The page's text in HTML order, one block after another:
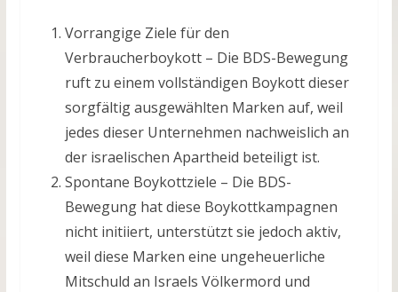
Vorrangige Ziele für den
Verbraucherboykott – Die BDS-Bewegung
ruft zu einem vollständigen Boykott dieser
sorgfältig ausgewählten Marken auf, weil
jedes dieser Unternehmen nachweislich an
der israelischen Apartheid beteiligt ist.
Spontane Boykottziele – Die BDS-
Bewegung hat diese Boykottkampagnen
nicht initiiert, unterstützt sie jedoch aktiv,
weil diese Marken eine ungeheuerliche
Mitschuld an Israels Völkermord und